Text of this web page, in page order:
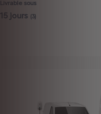
Livrable sous
15 jours (3)